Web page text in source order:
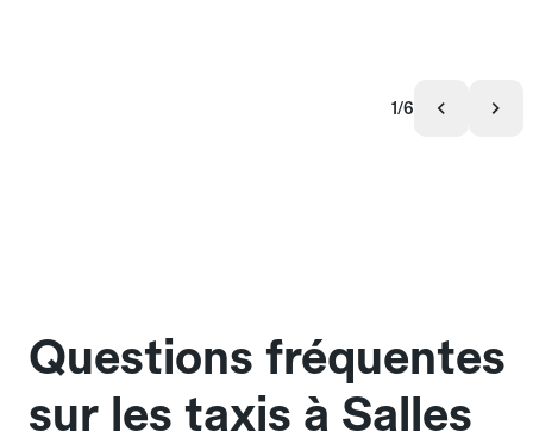
1/6
Questions fréquentes
sur les taxis à Salles